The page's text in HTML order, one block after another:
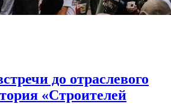
до отраслевого
«Строителей